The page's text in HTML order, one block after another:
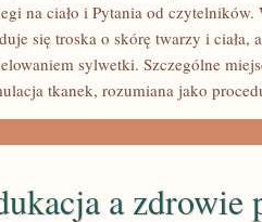
na ciało i Pytania od czytelników.
się troska o skórę twarzy i ciała,
sylwetki. Szczególne
tkanek, rozumiana jako
a zdrowie